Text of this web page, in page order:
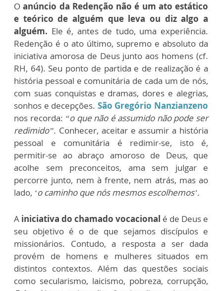
Oanúncio da Redenção não é um ato estático
e teórico de alguém que leva ou diz algo a
alguém. Ele é, antes de tudo, uma experiência.
Redenção é o ato último, supremo e absoluto da
iniciativa amorosa de Deus junto aos homens (cf.
RH, 64). Seu ponto de partida e de realização é a
história pessoal e comunitária de cada um de nós,
com suas conquistas e dramas, dores e alegrias,
sonhos e decepções. São Gregório Nanzianzeno
nos recorda: “o que não é assumido não pode ser
redimido”. Conhecer, aceitar e assumir a história
pessoal e comunitária é redimir-se, isto é,
permitir-se ao abraço amoroso de Deus, que
acolhe sem preconceitos, ama sem julgar e
percorre junto, nem à frente, nem atrás, mas ao
lado, ‘o caminho que nós mesmos escolhemos’.
A iniciativa do chamado vocacional é de Deus e
seu objetivo é o de que sejamos discípulos e
missionários. Contudo, a resposta a ser dada
provém de homens e mulheres situados em
distintos contextos. Além das questões sociais
como secularismo, laicismo, pobreza, corrupção,